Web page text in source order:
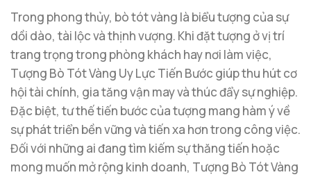
Trong phong thủy, bò tót vàng là biểu tượng của sự
dồi dào, tài lộc và thịnh vượng. Khi đặt tượng ở vị trí
trang trọng trong phòng khách hay nơi làm việc,
Tượng Bò Tót Vàng Uy Lực Tiến Bước giúp thu hút cơ
hội tài chính, gia tăng vận may và thúc đẩy sự nghiệp.
Đặc biệt, tư thế tiến bước của tượng mang hàm ý về
sự phát triển bền vững và tiến xa hơn trong công việc.
Đối với những ai đang tìm kiếm sự thăng tiến hoặc
mong muốn mở rộng kinh doanh, Tượng Bò Tót Vàng